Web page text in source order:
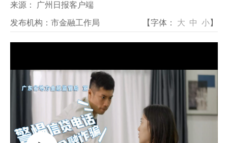
来源： 广州日报客户端
发布机构： 市金融工作局 【字体： 大 中 小】